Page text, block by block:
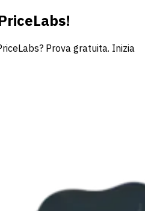
Prova gratuita. Inizia